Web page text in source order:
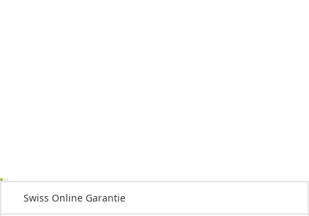
Swiss Online Garantie